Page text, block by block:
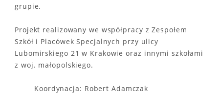
grupie.
Projekt realizowany we współpracy z Zespołem
Szkół i Placówek Specjalnych przy ulicy
Lubomirskiego 21 w Krakowie oraz innymi szkołami
z woj. małopolskiego.
Koordynacja: Robert Adamczak